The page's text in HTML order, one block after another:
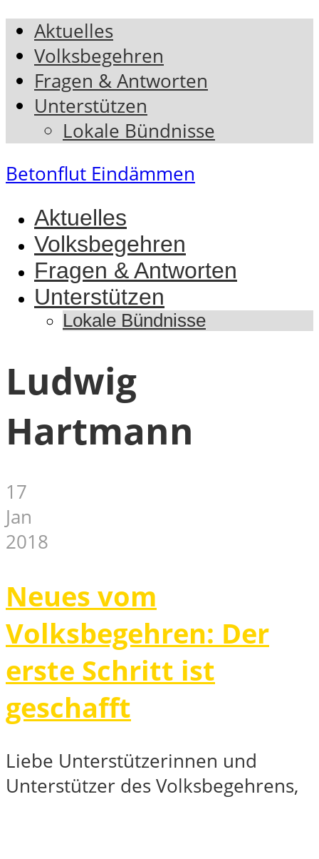
Aktuelles
Volksbegehren
Fragen & Antworten
Unterstützen
Lokale Bündnisse
Betonflut Eindämmen
Aktuelles
Volksbegehren
Fragen & Antworten
Unterstützen
Lokale Bündnisse
Ludwig
Hartmann
17
Jan
2018
Neues vom
Volksbegehren: Der
erste Schritt ist
geschafft
Liebe Unterstützerinnen und
Unterstützer des Volksbegehrens,